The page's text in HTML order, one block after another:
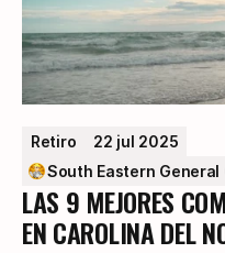
Retiro
22 jul 2025
South Eastern
LAS 9 MEJORES
EN CAROLINA DEL